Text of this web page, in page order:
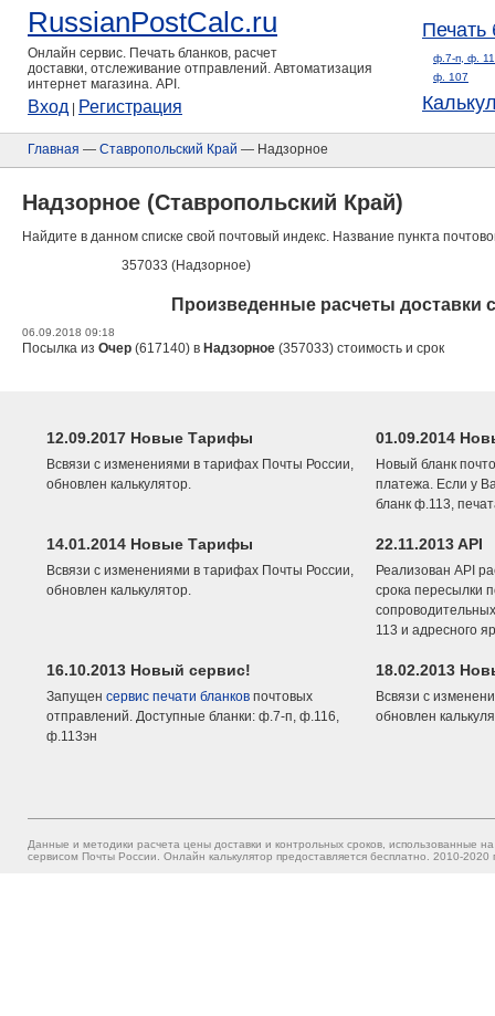
RussianPostCalc.ru
Онлайн сервис. Печать бланков, расчет
доставки, отслеживание отправлений. Автоматизация
интернет магазина. API.
Вход Регистрация
Печать
ф.7-п, ф.
ф. 107
Главная — Ставропольский Край — Надзорное
Надзорное (Ставропольский Край)
Найдите в данном списке свой почтовый индекс. Название пункта
357033 (Надзорное)
Произведенные расчеты доставки
06.09.2018 09:18
Посылка из Очер (617140) в Надзорное (357033) стоимость и срок
12.09.2017 Новые Тарифы
Всвязи с изменениями в тарифах Почты России,
обновлен калькулятор.
01.09.2014
Новый бланк
платежа. Если у
бланк ф.113,
14.01.2014 Новые Тарифы
Всвязи с изменениями в тарифах Почты России,
обновлен калькулятор.
22.11.2013 API
Реализован API
срока пересылки
113 и адресного
16.10.2013 Новый сервис!
Запущен сервис печати бланков почтовых
отправлений. Доступные бланки: ф.7-п, ф.116,
ф.113эн
18.02.2013
Всвязи с
обновлен
Данные и методики расчета цены доставки и контрольных сроков, использованные
сервисом Почты России. Онлайн калькулятор предоставляется бесплатно. 2010-2020